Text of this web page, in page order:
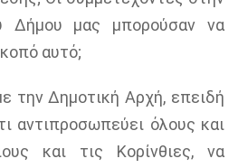
Δήμου μας μπορούσαν να
αυτό;
την Δημοτική Αρχή, επειδή
αντιπροσωπεύει όλους και
και τις Κορίνθιες, να